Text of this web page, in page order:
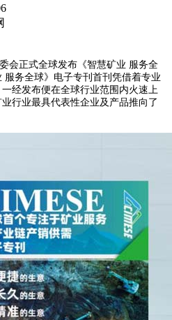
正式全球发布《智慧矿业 服务全
务全球》电子专刊首刊凭借着专业
经发布便在全球行业范围内火速上
行业最具代表性企业及产品推向了